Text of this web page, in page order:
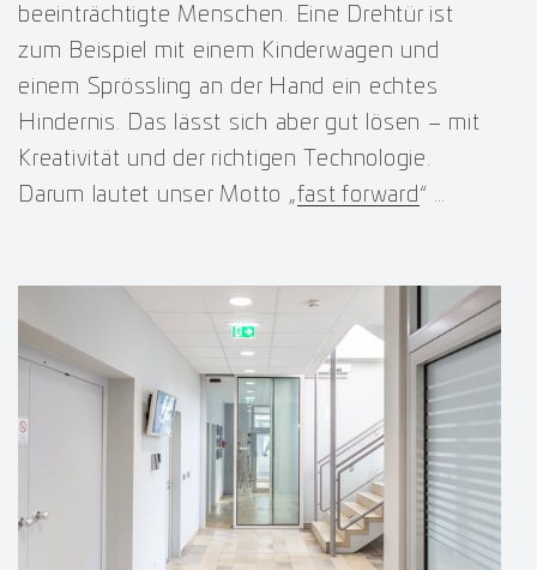
beeinträchtigte Menschen. Eine Drehtür ist
zum Beispiel mit einem Kinderwagen und
einem Sprössling an der Hand ein echtes
Hindernis. Das lässt sich aber gut lösen – mit
Kreativität und der richtigen Technologie.
Darum lautet unser Motto „fast forward“ …